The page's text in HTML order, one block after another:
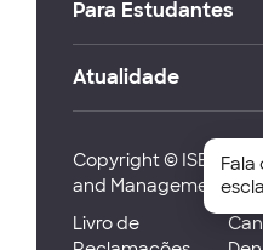
Para Estudantes
Atualidade
Copyright © ISEG
and Management
Livro de
Fala